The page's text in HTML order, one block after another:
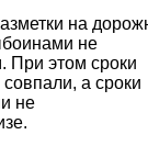
на
не
При этом сроки
а сроки
не